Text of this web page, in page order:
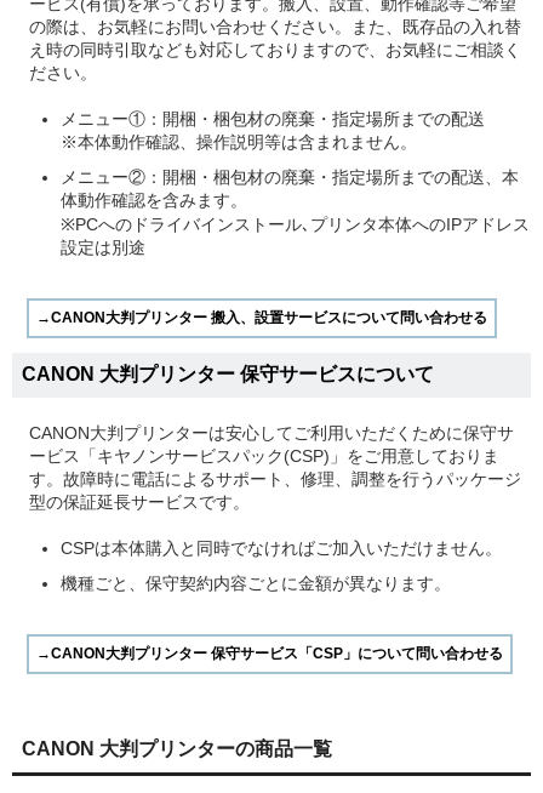
の際は、お気軽にお問い合わせください。また、既存品の入れ替
え時の同時引取なども対応しておりますので、お気軽にご相談く
ださい。
メニュー①：開梱・梱包材の廃棄・指定場所までの配送
※本体動作確認、操作説明等は含まれません。
メニュー②：開梱・梱包材の廃棄・指定場所までの配送、本
体動作確認を含みます。
※PCへのドライバインストール､プリンタ本体へのIPアドレス
設定は別途
CANON 大判プリンター 保守サービスについて
CANON大判プリンターは安心してご利用いただくために保守サ
ービス「キヤノンサービスパック(CSP)」をご用意しておりま
す。故障時に電話によるサポート、修理、調整を行うパッケージ
型の保証延長サービスです。
CSPは本体購入と同時でなければご加入いただけません。
機種ごと、保守契約内容ごとに金額が異なります。
CANON 大判プリンターの商品一覧